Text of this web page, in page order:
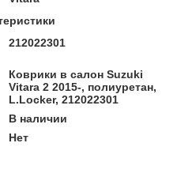
212022301
Коврики в салон Suzuki
Vitara 2 2015-, полиуретан,
L.Locker, 212022301
В наличии
Нет